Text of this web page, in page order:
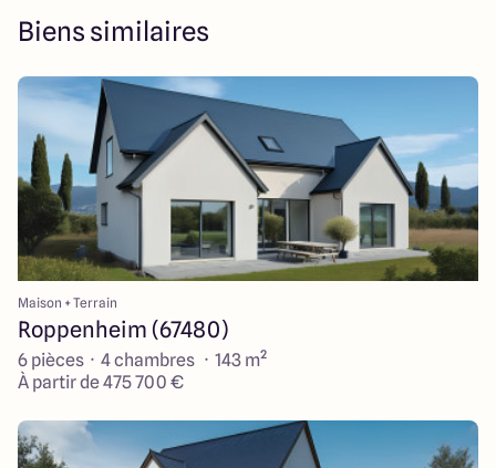
Biens similaires
Maison + Terrain
Roppenheim (67480)
6 pièces · 4 chambres · 143 m²
À partir de 475 700 €